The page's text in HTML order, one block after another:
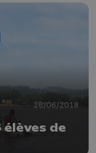
26/06/2018
élèves de